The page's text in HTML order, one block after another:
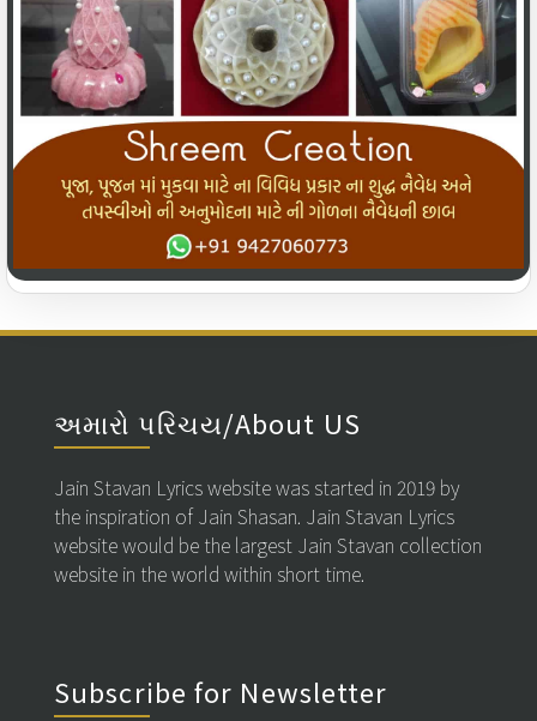
અમારો પરિચય/About US
Jain Stavan Lyrics website was started in 2019 by
the inspiration of Jain Shasan. Jain Stavan Lyrics
website would be the largest Jain Stavan collection
website in the world within short time.
Subscribe for Newsletter